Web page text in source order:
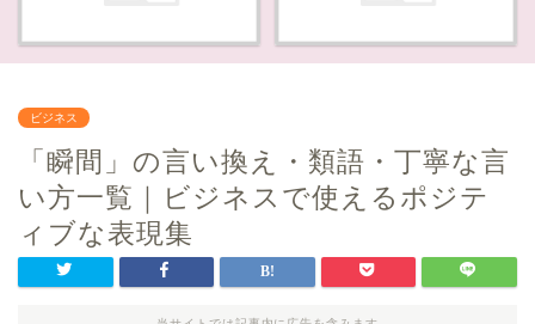
ビジネス
「瞬間」の言い換え・類語・丁寧な言
い方一覧｜ビジネスで使えるポジテ
ィブな表現集